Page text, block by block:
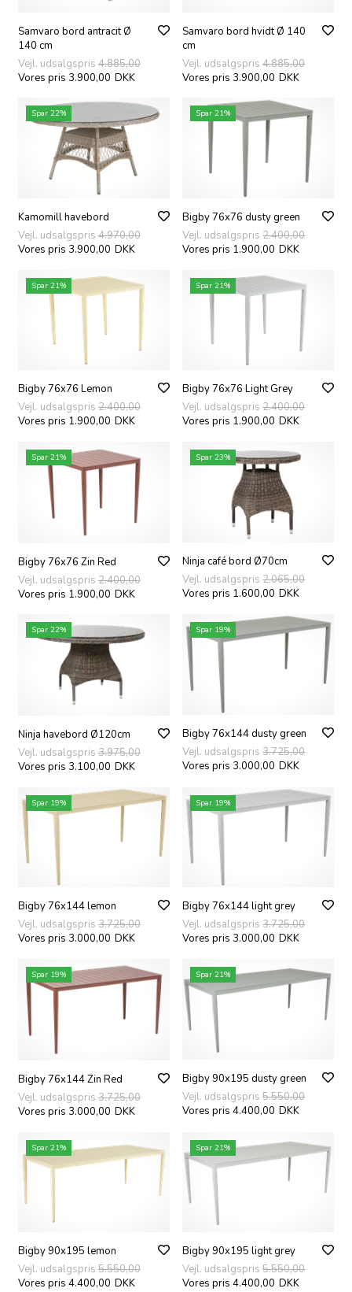
Samvaro bord antracit Ø
140 cm
Vejl. udsalgspris 4.885,00
Vores pris 3.900,00 DKK
Samvaro bord hvidt Ø 140
cm
Vejl. udsalgspris4.885,00
Vores pris 3.900,00 DKK
Spar 22%
Kamomill havebord
Vejl. udsalgspris 4.970,00
Vores pris 3.900,00 DKK
Spar 21%
Bigby 76x76 dusty green
Vejl. udsalgspris2.400,00
Vores pris 1.900,00 DKK
Spar 21%
Bigby 76x76 Lemon
Vejl. udsalgspris 2.400,00
Vores pris 1.900,00 DKK
Spar 21%
Bigby 76x76 Light Grey
Vejl. udsalgspris2.400,00
Vores pris 1.900,00 DKK
Spar 21%
Bigby 76x76 Zin Red
Vejl. udsalgspris 2.400,00
Vores pris 1.900,00 DKK
Spar 23%
Ninja café bord Ø70cm
Vejl. udsalgspris2.065,00
Vores pris 1.600,00 DKK
Spar 22%
Ninja havebord Ø120cm
Vejl. udsalgspris 3.975,00
Vores pris 3.100,00 DKK
Spar 19%
Bigby 76x144 dusty green
Vejl. udsalgspris3.725,00
Vores pris 3.000,00 DKK
Spar 19%
Bigby 76x144 lemon
Vejl. udsalgspris 3.725,00
Vores pris 3.000,00 DKK
Spar 19%
Bigby 76x144 light grey
Vejl. udsalgspris3.725,00
Vores pris 3.000,00 DKK
Spar 19%
Bigby 76x144 Zin Red
Vejl. udsalgspris 3.725,00
Vores pris 3.000,00 DKK
Spar 21%
Bigby 90x195 dusty green
Vejl. udsalgspris5.550,00
Vores pris 4.400,00 DKK
Spar 21%
Bigby 90x195 lemon
Vejl. udsalgspris 5.550,00
Vores pris 4.400,00 DKK
Spar 21%
Bigby 90x195 light grey
Vejl. udsalgspris5.550,00
Vores pris 4.400,00 DKK